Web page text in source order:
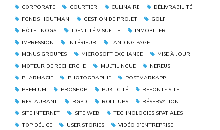
CORPORATE
COURTIER CULINAIRE
DÉLIVRABILITÉ
FONDS HOUTMAN
GESTION DE PROJET
GOLF
HÔTEL NOGA
IDENTITÉ VISUELLE
IMMOBILIER
IMPRESSION
INTÉRIEUR
LANDING PAGE
MENUS GROUPES
MICROSOFT EXCHANGE
MISE À JOUR
MOTEUR DE RECHERCHE
MULTILINGUE
NEREUS
PHARMACIE
PHOTOGRAPHIE
POSTMARKAPP
PREMIUM
PROSHOP PUBLICITÉ
REFONTE SITE
RESTAURANT
RGPD ROLL-UPS
RÉSERVATION
SITE INTERNET
SITE WEB
TECHNOLOGIES SPATIALES
TOP DÉLICE
USER STORIES
VIDÉO D’ENTREPRISE